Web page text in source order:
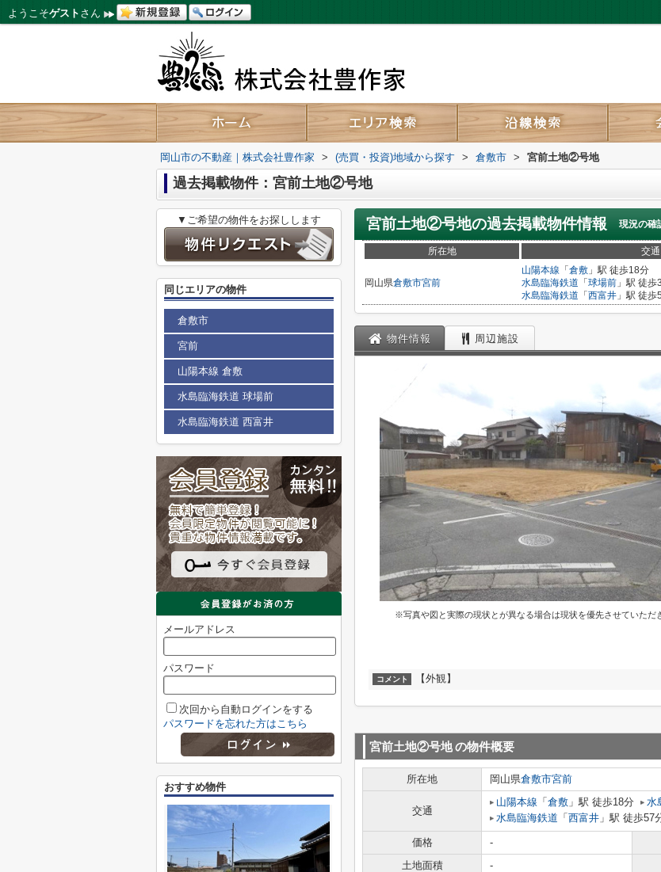
ようこそゲスト さん
岡山市の不動産｜株式会社豊作家 > (売買・投資)地域から探す > 倉敷市 > 宮前土地②号地
過去掲載物件：宮前土地②号地
宮前土地②号地の過去掲載物件情報 現況の確
所在地 交通
岡山県倉敷市宮前
山陽本線 「 倉敷 」駅 徒歩18分
水島臨海鉄道 「 球場前 」駅 徒歩
水島臨海鉄道 「 西富井 」駅 徒歩
物件情報 周辺施設
※写真や図と実際の現状とが異なる場合は現状を優先させていただ
コメント 【外観】
宮前土地②号地の物件概要
所在地 岡山県倉敷市宮前
交通
山陽本線 「 倉敷 」駅 徒歩18分 水
水島臨海鉄道 「 西富井 」駅 徒歩57
価格 -
土地面積
-
▼ご希望の物件をお探しします
同じエリアの物件
倉敷市
宮前
山陽本線 倉敷
水島臨海鉄道 球場前
水島臨海鉄道 西富井
メールアドレス
パスワード
次回から自動ログインをする
パスワードを忘れた方はこちら
おすすめ物件